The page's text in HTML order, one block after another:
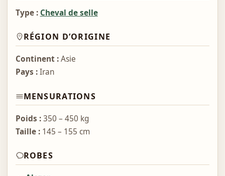
Type : Cheval de selle
RÉGION D’ORIGINE
Continent :Asie
Pays :Iran
MENSURATIONS
Poids :350 – 450 kg
Taille :145 – 155 cm
ROBES